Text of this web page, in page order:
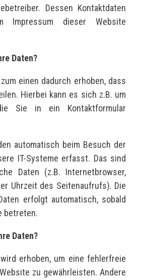
Dessen Kontaktdaten
Impressum dieser Website
Daten?
einen dadurch erhoben, dass
Hierbei kann es sich z.B. um
Sie in ein Kontaktformular
automatisch beim Besuch der
IT-Systeme erfasst. Das sind
Daten (z.B. Internetbrowser,
Uhrzeit des Seitenaufrufs). Die
erfolgt automatisch, sobald
betreten.
Daten?
erhoben, um eine fehlerfreie
zu gewährleisten. Andere